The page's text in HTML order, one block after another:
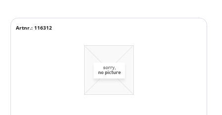
Artnr.: 116312